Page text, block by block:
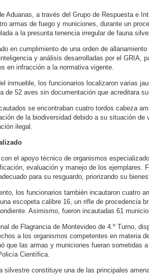
Aduanas, a través del Grupo de Respuesta e
armas de fuego y municiones, durante un
a la presunta tenencia irregular de fauna
en cumplimiento de una orden de
y análisis desarrolladas por el GRIA,
en infracción a la normativa vigente.
inmueble, los funcionarios localizaron varias
de 52 aves sin documentación que acreditara
se encontraban cuatro tordos cabeza
de la biodiversidad debido a su situación
ilegal.
el apoyo técnico de organismos
evaluación y manejo de los ejemplares.
para su resguardo, priorizando su
los funcionarios también incautaron cuatro
escopeta calibre 16, un rifle de procedencia
Asimismo, fueron incautadas 61
de Flagrancia de Montevideo de 4.º Turno,
a los organismos competentes en materia
que las armas y municiones fueran sometidas
Científica.
silvestre constituye una de las principales